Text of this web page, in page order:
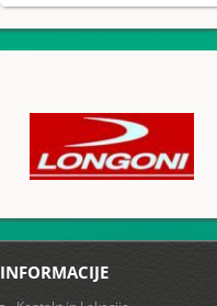
INFORMACIJE